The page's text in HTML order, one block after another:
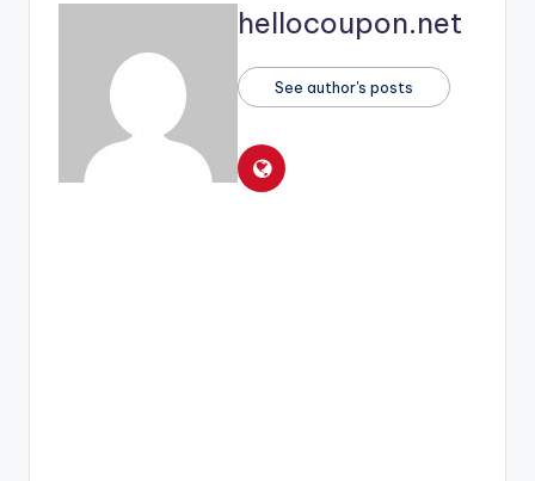
hellocoupon.net
See author's posts